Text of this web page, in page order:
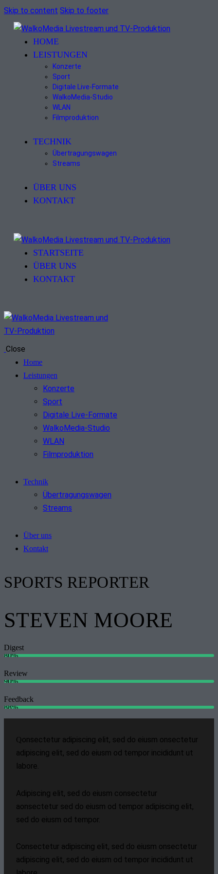
Skip to content Skip to footer
HOME
LEISTUNGEN
Konzerte
Sport
Digitale Live-Formate
WalkoMedia-Studio
WLAN
Filmproduktion
TECHNIK
Übertragungswagen
Streams
ÜBER UNS
KONTAKT
STARTSEITE
ÜBER UNS
KONTAKT
Close
Home
Leistungen
Konzerte
Sport
Digitale Live-Formate
WalkoMedia-Studio
WLAN
Filmproduktion
Technik
Übertragungswagen
Streams
Über uns
Kontakt
SPORTS REPORTER
STEVEN MOORE
Digest
80%
Review
90%
Feedback
88%
Qonsectetur adipiscing elit, sed do eiusm onsectetur
adipiscing elit, sed do eiusm od tempor incididunt ut
labore.
Adipiscing elit, sed do eiusm consectetur
aonsectetur sed do eiusm od tempor adipiscing elit,
sed do eiusm od tempor.
Consectetur adipiscing elit, sed do eiusm onsectetur
adipiscing elit, sed do eiusm od tempor incididunt ut